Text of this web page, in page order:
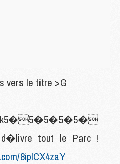
vers le titre >G
tout le Parc !
8iplCX4zaY